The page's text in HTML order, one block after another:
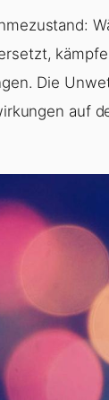
Die
auf